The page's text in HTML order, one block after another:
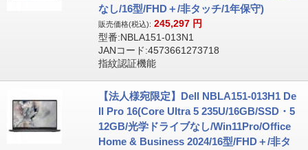
なし/16型/FHD＋/非タッチ/1年保守)
販売価格(税込): 245,297 円
型番:NBLA151-013N1
JANコード:4573661273718
指紋認証機能
【法人様宛限定】Dell NBLA151-013H1 De
ll Pro 16(Core Ultra 5 235U/16GB/SSD・5
12GB/光学ドライブなし/Win11Pro/Office
Home & Business 2024/16型/FHD＋/非タ